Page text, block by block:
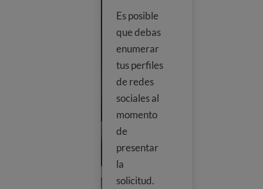
Es posible
que debas
enumerar
tus perfiles
de redes
sociales al
momento
de
presentar
la
solicitud.